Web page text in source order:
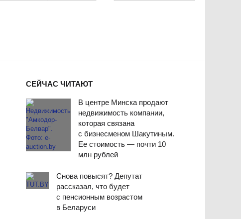
СЕЙЧАС ЧИТАЮТ
В центре Минска продают
недвижимость компании,
которая связана
с бизнесменом Шакутиным.
Ее стоимость — почти 10
млн рублей
Снова повысят? Депутат
рассказал, что будет
с пенсионным возрастом
в Беларуси